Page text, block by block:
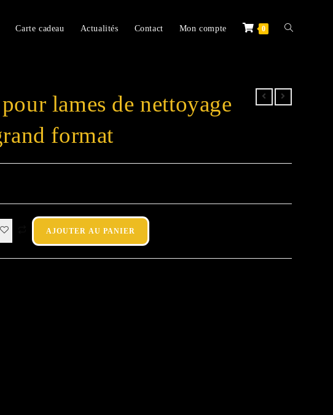
Carte cadeau Actualités Contact Mon compte 0
lames de nettoyage
format
AJOUTER AU PANIER